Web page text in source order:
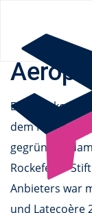
Der
dem Namen
gegründet,
Rockefeller-
Anbieters war
und Latecoère